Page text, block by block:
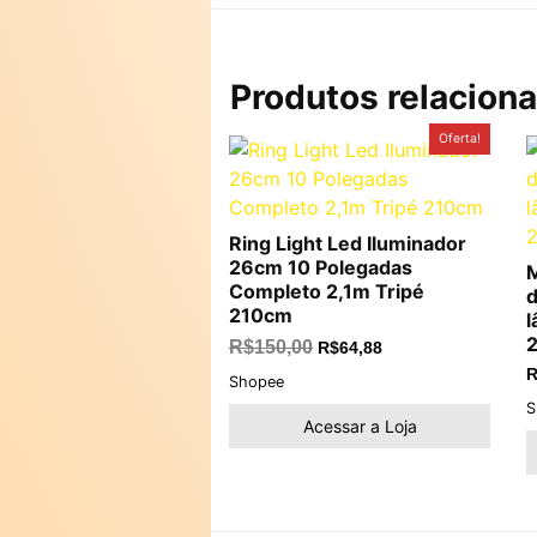
Produtos
Oferta!
Ring Light Led Iluminador
26cm 10 Polegadas
Completo 2,1m Tripé
210cm
R$150,00
preço
original
era:
R$150,00.
R$64,88
preço
atual
é:
R$64,88.
Shopee
Acessar a Loja